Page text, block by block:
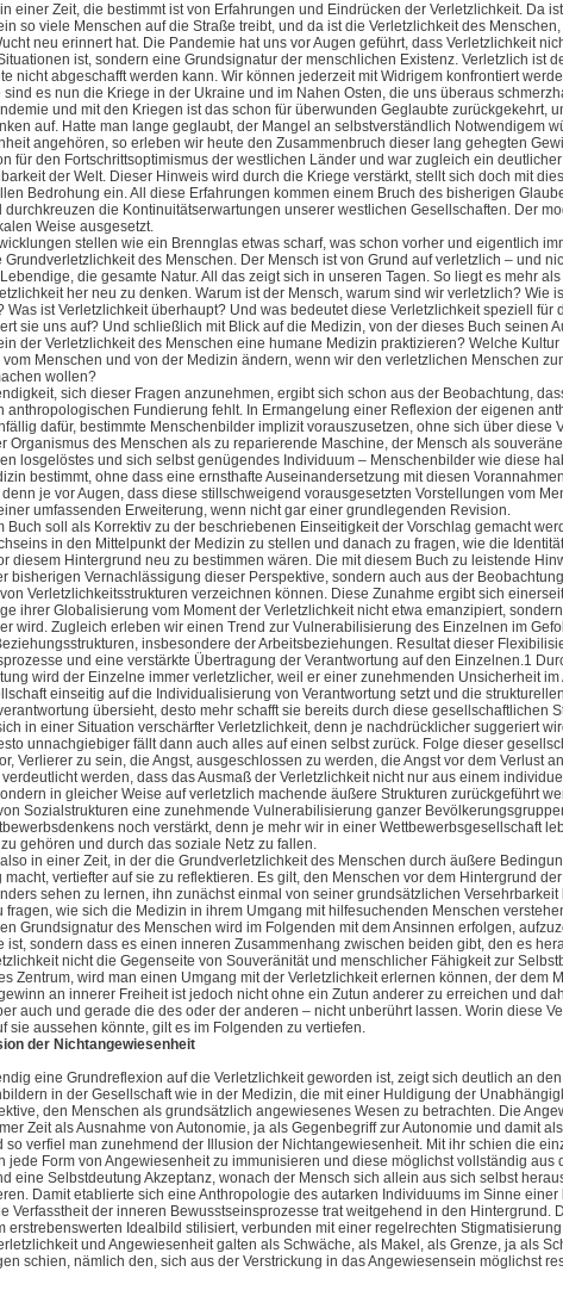
einer Zeit, die bestimmt ist von Erfahrungen und Eindrücken der Verletzlichkeit. Da
so viele Menschen auf die Straße treibt, und da ist die Verletzlichkeit des
neu erinnert hat. Die Pandemie hat uns vor Augen geführt, dass Verletzlichkeit
ist, sondern eine Grundsignatur der menschlichen Existenz. Verletzlich ist
nicht abgeschafft werden kann. Wir können jederzeit mit Widrigem konfrontiert
sind es nun die Kriege in der Ukraine und im Nahen Osten, die uns überaus
und mit den Kriegen ist das schon für überwunden Geglaubte zurückgekehrt,
auf. Hatte man lange geglaubt, der Mangel an selbstverständlich Notwendigem
angehören, so erleben wir heute den Zusammenbruch dieser lang gehegten
für den Fortschrittsoptimismus der westlichen Länder und war zugleich ein
der Welt. Dieser Hinweis wird durch die Kriege verstärkt, stellt sich doch mit
Bedrohung ein. All diese Erfahrungen kommen einem Bruch des bisherigen
durchkreuzen die Kontinuitätserwartungen unserer westlichen Gesellschaften. Der
Weise ausgesetzt.
stellen wie ein Brennglas etwas scharf, was schon vorher und eigentlich
Grundverletzlichkeit des Menschen. Der Mensch ist von Grund auf verletzlich – und
die gesamte Natur. All das zeigt sich in unseren Tagen. So liegt es mehr
her neu zu denken. Warum ist der Mensch, warum sind wir verletzlich? Wie
Was ist Verletzlichkeit überhaupt? Und was bedeutet diese Verletzlichkeit speziell
sie uns auf? Und schließlich mit Blick auf die Medizin, von der dieses Buch seinen
der Verletzlichkeit des Menschen eine humane Medizin praktizieren? Welche
Menschen und von der Medizin ändern, wenn wir den verletzlichen Menschen
wollen?
sich dieser Fragen anzunehmen, ergibt sich schon aus der Beobachtung,
anthropologischen Fundierung fehlt. In Ermangelung einer Reflexion der eigenen
dafür, bestimmte Menschenbilder implizit vorauszusetzen, ohne sich über diese
Organismus des Menschen als zu reparierende Maschine, der Mensch als
losgelöstes und sich selbst genügendes Individuum – Menschenbilder wie diese
bestimmt, ohne dass eine ernsthafte Auseinandersetzung mit diesen
je vor Augen, dass diese stillschweigend vorausgesetzten Vorstellungen vom
umfassenden Erweiterung, wenn nicht gar einer grundlegenden Revision.
Buch soll als Korrektiv zu der beschriebenen Einseitigkeit der Vorschlag gemacht
in den Mittelpunkt der Medizin zu stellen und danach zu fragen, wie die
diesem Hintergrund neu zu bestimmen wären. Die mit diesem Buch zu leistende
bisherigen Vernachlässigung dieser Perspektive, sondern auch aus der
Verletzlichkeitsstrukturen verzeichnen können. Diese Zunahme ergibt sich
ihrer Globalisierung vom Moment der Verletzlichkeit nicht etwa emanzipiert,
wird. Zugleich erleben wir einen Trend zur Vulnerabilisierung des Einzelnen im
insbesondere der Arbeitsbeziehungen. Resultat dieser
und eine verstärkte Übertragung der Verantwortung auf den Einzelnen.1
wird der Einzelne immer verletzlicher, weil er einer zunehmenden Unsicherheit
einseitig auf die Individualisierung von Verantwortung setzt und die
übersieht, desto mehr schafft sie bereits durch diese gesellschaftlichen
in einer Situation verschärfter Verletzlichkeit, denn je nachdrücklicher suggeriert
unnachgiebiger fällt dann auch alles auf einen selbst zurück. Folge dieser
Verlierer zu sein, die Angst, ausgeschlossen zu werden, die Angst vor dem Verlust
verdeutlicht werden, dass das Ausmaß der Verletzlichkeit nicht nur aus einem
in gleicher Weise auf verletzlich machende äußere Strukturen zurückgeführt
Sozialstrukturen eine zunehmende Vulnerabilisierung ganzer
noch verstärkt, denn je mehr wir in einer Wettbewerbsgesellschaft
gehören und durch das soziale Netz zu fallen.
in einer Zeit, in der die Grundverletzlichkeit des Menschen durch äußere
macht, vertiefter auf sie zu reflektieren. Es gilt, den Menschen vor dem Hintergrund
sehen zu lernen, ihn zunächst einmal von seiner grundsätzlichen
fragen, wie sich die Medizin in ihrem Umgang mit hilfesuchenden Menschen
Grundsignatur des Menschen wird im Folgenden mit dem Ansinnen erfolgen,
ist, sondern dass es einen inneren Zusammenhang zwischen beiden gibt, den es
nicht die Gegenseite von Souveränität und menschlicher Fähigkeit zur
Zentrum, wird man einen Umgang mit der Verletzlichkeit erlernen können, der dem
an innerer Freiheit ist jedoch nicht ohne ein Zutun anderer zu erreichen und
auch und gerade die des oder der anderen – nicht unberührt lassen. Worin diese
sie aussehen könnte, gilt es im Folgenden zu vertiefen.
der Nichtangewiesenheit
eine Grundreflexion auf die Verletzlichkeit geworden ist, zeigt sich deutlich an
in der Gesellschaft wie in der Medizin, die mit einer Huldigung der
den Menschen als grundsätzlich angewiesenes Wesen zu betrachten. Die
Zeit als Ausnahme von Autonomie, ja als Gegenbegriff zur Autonomie und damit
so verfiel man zunehmend der Illusion der Nichtangewiesenheit. Mit ihr schien die
jede Form von Angewiesenheit zu immunisieren und diese möglichst vollständig aus
eine Selbstdeutung Akzeptanz, wonach der Mensch sich allein aus sich selbst
Damit etablierte sich eine Anthropologie des autarken Individuums im Sinne
Verfasstheit der inneren Bewusstseinsprozesse trat weitgehend in den Hintergrund.
erstrebenswerten Idealbild stilisiert, verbunden mit einer regelrechten
und Angewiesenheit galten als Schwäche, als Makel, als Grenze, ja als
schien, nämlich den, sich aus der Verstrickung in das Angewiesensein möglichst